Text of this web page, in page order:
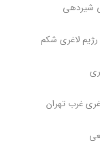
شیردهی
رژیم لاغری شکم
غرب تهران